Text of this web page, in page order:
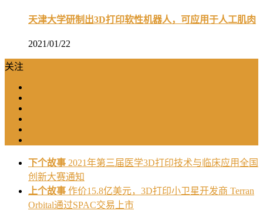
天津大学研制出3D打印软性机器人，可应用于人工肌肉
2021/01/22
关注
下个故事 2021年第三届医学3D打印技术与临床应用全国
创新大赛通知
上个故事 作价15.8亿美元，3D打印小卫星开发商 Terran
Orbital通过SPAC交易上市